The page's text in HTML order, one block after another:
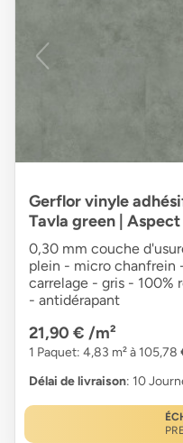
Gerflor vinyle
Tavla green |
0,30 mm couche
plein - micro chanfrein
carrelage - gris -
- antidérapant
21,90 € /m²
1 Paquet: 4,83 m² à 105,78
Délai de livraison: 10